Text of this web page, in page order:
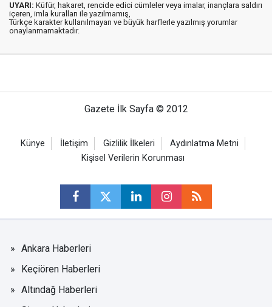
UYARI: Küfür, hakaret, rencide edici cümleler veya imalar, inançlara saldırı
içeren, imla kuralları ile yazılmamış,
Türkçe karakter kullanılmayan ve büyük harflerle yazılmış yorumlar
onaylanmamaktadır.
Gazete İlk Sayfa © 2012
Künye İletişim Gizlilik İlkeleri
Aydınlatma Metni
Kişisel Verilerin Korunması
Ankara Haberleri
Keçiören Haberleri
Altındağ Haberleri